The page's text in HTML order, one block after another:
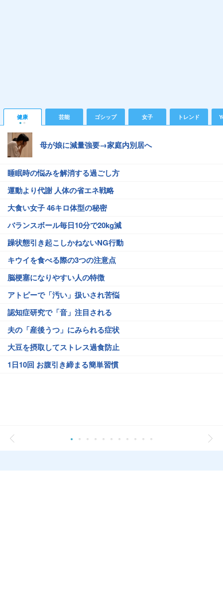
健康 芸能 ゴシップ 女子 トレンド
母が娘に減量強要→家庭内別居へ
睡眠時の悩みを解消する過ごし方
運動より代謝 人体の省エネ戦略
大食い女子 46キロ体型の秘密
バランスボール毎日10分で20kg減
躁状態引き起こしかねないNG行動
キウイを食べる際の3つの注意点
脳梗塞になりやすい人の特徴
アトピーで「汚い」扱いされ苦悩
認知症研究で「音」注目される
夫の「産後うつ」にみられる症状
大豆を摂取してストレス過食防止
1日10回 お腹引き締まる簡単習慣